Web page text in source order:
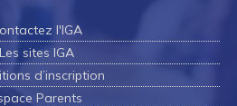
l'IGA
Les sites IGA
d’inscription
Parents